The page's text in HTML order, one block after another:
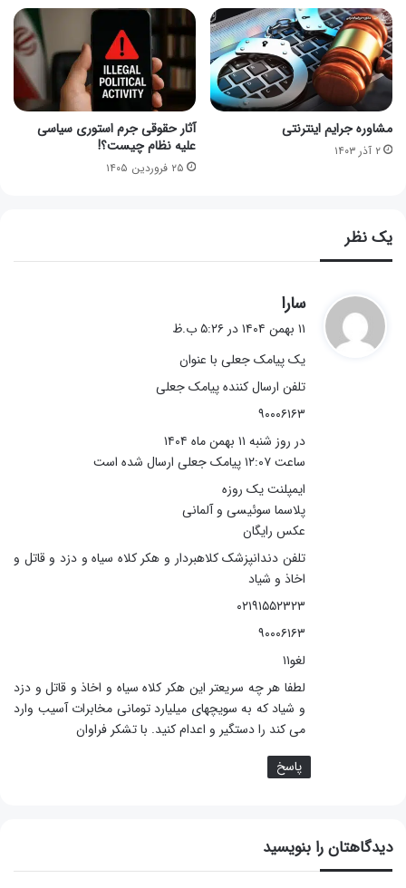
مشاوره جرایم اینترنتی
۲ آذر ۱۴۰۳
آثار حقوقی جرم استوری سیاسی
علیه نظام چیست؟!
۲۵ فروردین ۱۴۰۵
یک نظر
سارا
:
۱۱ بهمن ۱۴۰۴ در ۵:۲۶ ب.ظ
یک پیامک جعلی با عنوان
تلفن ارسال کننده پیامک جعلی
۹۰۰۰۶۱۶۳
در روز شنبه ۱۱ بهمن ماه ۱۴۰۴
ساعت ۱۲:۰۷ پیامک جعلی ارسال شده است
ایمپلنت یک روزه
پلاسما سوئیسی و آلمانی
عکس رایگان
تلفن دندانپزشک کلاهبردار و هکر کلاه سیاه و دزد و قاتل و
اخاذ و شیاد
۰۲۱۹۱۵۵۲۳۲۳
۹۰۰۰۶۱۶۳
لغو۱۱
لطفا هر چه سریعتر این هکر کلاه سیاه و اخاذ و قاتل و دزد
و شیاد که به سویچهای میلیارد تومانی مخابرات آسیب وارد
می کند را دستگیر و اعدام کنید. با تشکر فراوان
پاسخ
دیدگاهتان را بنویسید